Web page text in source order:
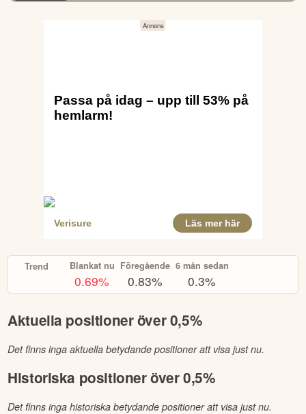
Trend Blankat nu
0.69%
Föregående
0.83%
6 mån sedan
0.3%
Aktuella positioner över 0,5%
Det finns inga aktuella betydande positioner att visa just nu.
Historiska positioner över 0,5%
Det finns inga historiska betydande positioner att visa just nu.